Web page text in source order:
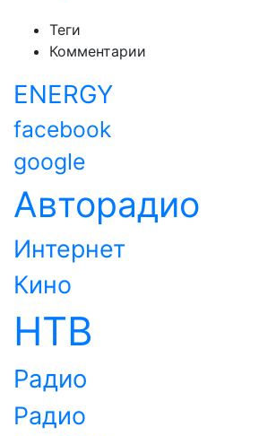
Теги
Комментарии
ENERGY
facebook
google
Авторадио
Интернет
Кино
НТВ
Радио
Радио